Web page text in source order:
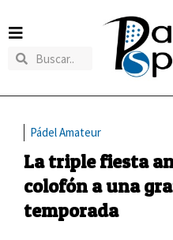
Pádel Amateur
La triple fiesta
colofón a una
temporada